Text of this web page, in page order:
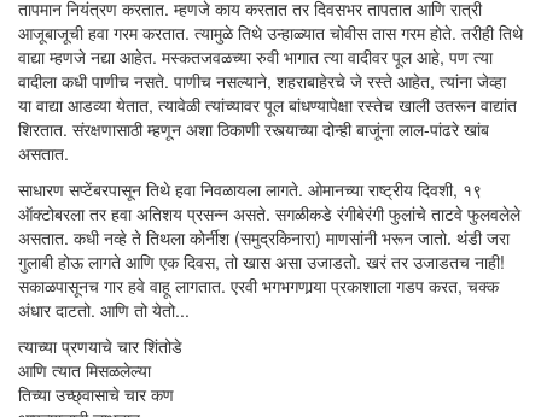
तापमान नियंत्रण करतात. म्हणजे काय करतात तर दिवसभर तापतात आणि रात्री
आजूबाजूची हवा गरम करतात. त्यामुळे तिथे उन्हाळ्यात चोवीस तास गरम होते. तरीही तिथे
वाद्या म्हणजे नद्या आहेत. मस्कतजवळच्या रुवी भागात त्या वादीवर पूल आहे, पण त्या
वादीला कधी पाणीच नसते. पाणीच नसल्याने, शहराबाहेरचे जे रस्ते आहेत, त्यांना जेव्हा
या वाद्या आडव्या येतात, त्यावेळी त्यांच्यावर पूल बांधण्यापेक्षा रस्तेच खाली उतरून वाद्यांत
शिरतात. संरक्षणासाठी म्हणून अशा ठिकाणी रस्त्याच्या दोन्ही बाजूंना लाल-पांढरे खांब
असतात.
साधारण सप्टेंबरपासून तिथे हवा निवळायला लागते. ओमानच्या राष्ट्रीय दिवशी, १९
ऑक्टोबरला तर हवा अतिशय ­प्रसन्न असते. सगळीकडे रंगीबेरंगी फुलांचे ताटवे फुलवलेले
असतात. कधी नव्हे ते तिथला कोर्नीश (समुद्रकिनारा) माणसांनी भरून जातो. थंडी जरा
गुलाबी होऊ लागते आणि एक दिवस, तो खास असा उजाडतो. खरं तर उजाडतच नाही!
सकाळपासूनच गार हवे वाहू लागतात. एरवी भगभगणार्‍या प्रकाशाला गडप करत, चक्क
अंधार दाटतो. आणि तो येतो...
त्याच्या प्रणयाचे चार शिंतोडे
आणि त्यात मिसळलेल्या
तिच्या उच्छ्वासाचे चार कण